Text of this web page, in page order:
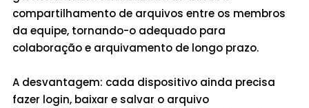
compartilhamento de arquivos entre os membros
da equipe, tornando-o adequado para
colaboração e arquivamento de longo prazo.
A desvantagem: cada dispositivo ainda precisa
fazer login, baixar e salvar o arquivo